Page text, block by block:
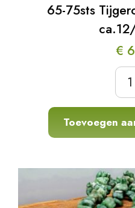
65-75sts
€
65-
Toevoegen